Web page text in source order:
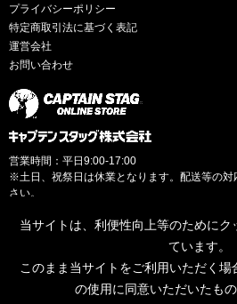
プライバシーポリシー
特定商取引法に基づく表記
運営会社
お問い合わせ
営業時間：平日9:00-17:00
※土日、祝祭日は休業となります。配送等の
さい。
当サイトは、利便性向上等のためにク
ています。
このまま当サイトをご利用いただく場
の使用に同意いただいたもの